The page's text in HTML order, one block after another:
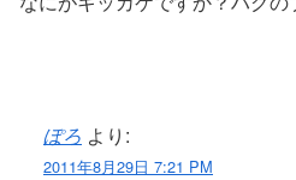
ぽろ より:
2011年8月29日 7:21 PM